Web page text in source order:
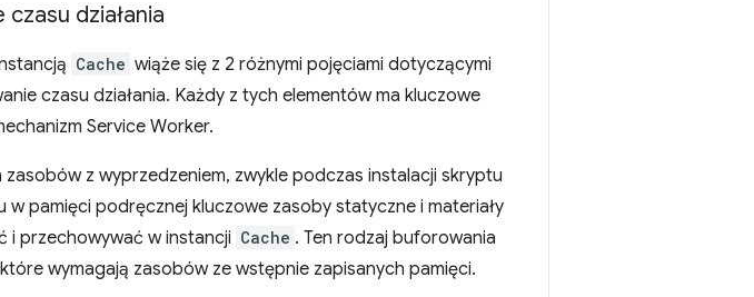
działania
Cache wiąże się z 2 różnymi pojęciami dotyczącymi
czasu działania. Każdy z tych elementów ma kluczowe
Service Worker.
z wyprzedzeniem, zwykle podczas instalacji skryptu
w pamięci podręcznej kluczowe zasoby statyczne i materiały
przechowywać w instancji Cache . Ten rodzaj buforowania
wymagają zasobów ze wstępnie zapisanych pamięci.